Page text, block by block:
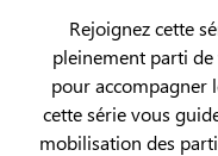
Rejoignez cette
pleinement parti de
pour accompagner
cette série vous
mobilisation des